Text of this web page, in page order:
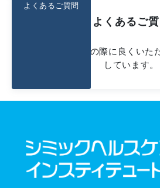
よくあるご
お問い合わせの際に良くいた
しています。
よくあるご質問